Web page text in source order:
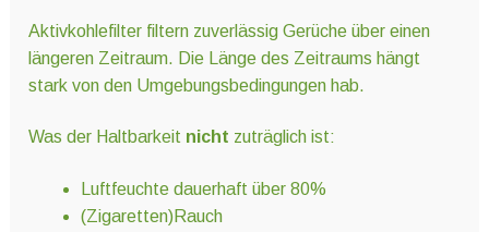
Aktivkohlefilter filtern zuverlässig Gerüche über einen
längeren Zeitraum. Die Länge des Zeitraums hängt
stark von den Umgebungsbedingungen hab.
Was der Haltbarkeit nicht zuträglich ist:
Luftfeuchte dauerhaft über 80%
(Zigaretten)Rauch